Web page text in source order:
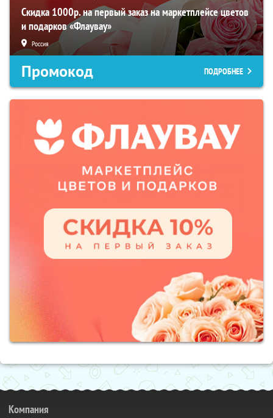
Скидка 1000р. на первый заказ на маркетплейсе цветов
и подарков «Флаувау»
Россия
Промокод ПОДРОБНЕЕ
Компания